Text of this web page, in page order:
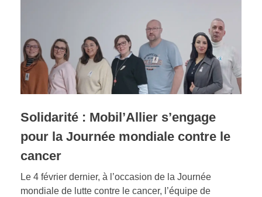
Solidarité : Mobil’Allier s’engage
pour la Journée mondiale contre le
cancer
Le 4 février dernier, à l’occasion de la Journée
mondiale de lutte contre le cancer, l’équipe de